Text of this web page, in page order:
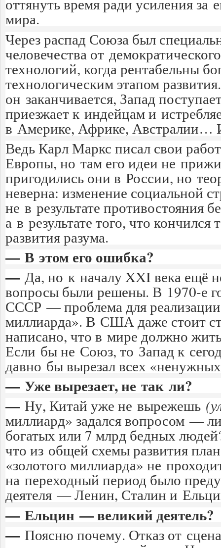
оттянуть время ради усиления за
мира.
Через распад Союза был
человечества от
технологий, когда рентабельны
технологическим этапом
он заканчивается, Запад
приезжает к индейцам и
в Америке, Африке, Австралии…
Ведь Карл Маркс писал свои
Европы, но там его идеи не
пригодились они в России, но
неверна: изменение социальной
не в результате противостояния
а в результате того, что кончился
развития разума.
— В этом его ошибка?
— Да, но к началу XXI века ещё
вопросы были решены. В 1970-е
СССР — проблема для реализации
миллиарда». В США даже стоит
написано, что в мире должно
Если бы не Союз, то Запад к
давно бы вырезал всех
— Уже вырезает, не так ли?
— Ну, Китай уже не вырежешь
миллиард» задался вопросом —
богатых или 7 млрд бедных
что из общей схемы развития
«золотого миллиарда» не
на переходный период было
деятеля — Ленин, Сталин и
— Ельцин — великий деятель?
— Поясню почему. Отказ от